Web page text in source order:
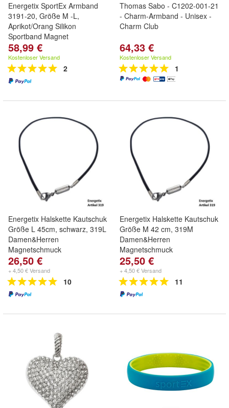
Energetix SportEx Armband
3191-20, Größe M -L,
Aprikot/Orang Silikon
Sportband Magnet
58,99 €
Kostenloser Versand
2
Thomas Sabo - C1202-001-21
- Charm-Armband - Unisex -
Charm Club
64,33 €
Kostenloser Versand
1
Energetix Halskette Kautschuk
Größe L 45cm, schwarz, 319L
Damen&Herren
Magnetschmuck
26,50 €
+ 4,50 € Versand
10
Energetix Halskette Kautschuk
Größe M 42 cm, 319M
Damen&Herren
Magnetschmuck
25,50 €
+ 4,50 € Versand
11